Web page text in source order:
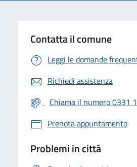
Contatta il comune
Leggi le domande
Richiedi assistenza
Chiama il numero 0331
Prenota appuntamento
Problemi in città